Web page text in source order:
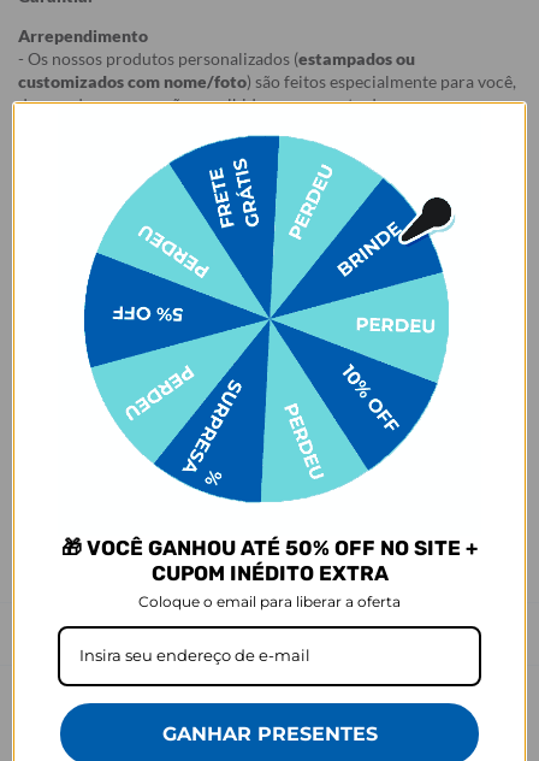
Arrependimento
- Os nossos produtos personalizados (estampados ou
customizados com nome/foto) são feitos especialmente para você,
de acordo com a opção escolhida no momento da compra.
pedido, e o item é criado exclusivamente com a estampa
mesmo quando não há customização com nome
- Por isso, é super importante conferir com atenção todos os
detalhes antes de finalizar a compra, como modelo, estampa e
variações escolhidas.
- Após o início da produção,
não é possível realizar
cancelamentos ou alterações , pois o produto não pode retornar
ao estoque.
- O produto tem uma garantia de 90 dias contra defeitos de
fabricação, costura e montagem, e 6 meses contra defeitos de
personalização.
*A imagem do produto é ilustrativa e pode variar de tonalidade e
cor de acordo com a configuração de cada tela.
nossa capa, consulte as dimensões no carrossel de imagens do
Prazo de Postagem
🎁 VOCÊ GANHOU ATÉ 50% OFF NO SITE +
CUPOM INÉDITO EXTRA
Coloque o email para liberar a oferta
GANHAR PRESENTES